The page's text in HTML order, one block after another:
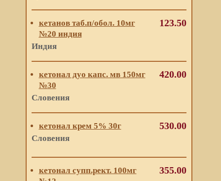
кетанов таб.п/обол. 10мг
№20 индия
Индия
123.50
кетонал дуо капс. мв 150мг
№30
Словения
420.00
кетонал крем 5% 30г
Словения
530.00
кетонал супп.рект. 100мг
355.00